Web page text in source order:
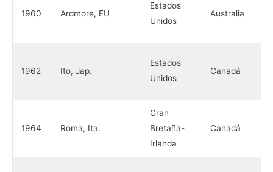
1960 Ardmore, EU
Estados
Unidos
Australia
1962 Itō, Jap.
Estados
Unidos
Canadá
1964 Roma, Ita.
Gran
Bretaña-
Irlanda
Canadá